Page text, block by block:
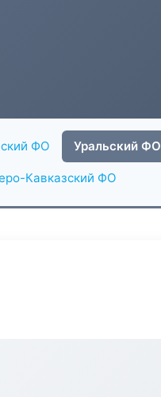
ФО Уральский ФО
Кавказский ФО